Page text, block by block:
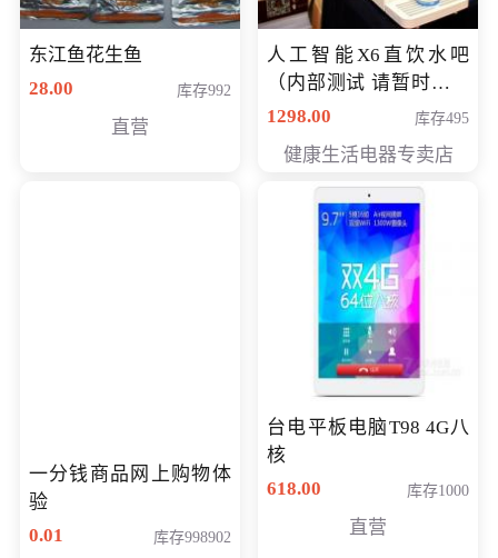
东江鱼花生鱼
28.00
库存992
直营
人工智能X6直饮水吧
（内部测试 请暂时不要
购买）
1298.00 库存495
健康生活电器专卖店
一分钱商品网上购物体
验
0.01
库存998902
台电平板电脑T98 4G八
核
618.00
库存1000
直营